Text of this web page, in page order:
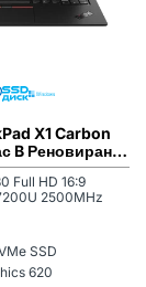
X1 Carbon
B Реновиран
Full HD 16:9
2500MHz
SSD
620